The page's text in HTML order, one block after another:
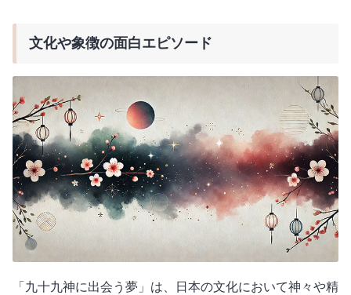
文化や象徴の面白エピソード
「九十九神に出会う夢」は、日本の文化において神々や精